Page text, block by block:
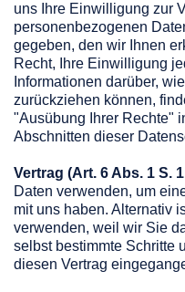
uns Ihre Einwilligung zur
personenbezogenen
gegeben, den wir Ihnen
Recht, Ihre Einwilligung
Informationen darüber,
zurückziehen können,
"Ausübung Ihrer Rechte"
Abschnitten dieser
Vertrag (Art. 6 Abs. 1 S.
Daten verwenden, um
mit uns haben. Alternativ
verwenden, weil wir Sie
selbst bestimmte Schritte
diesen Vertrag